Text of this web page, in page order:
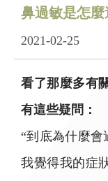
鼻過敏是怎
2021-02-25
看了那麼多有
有這些疑問：
“到底為什麼會
我覺得我的症